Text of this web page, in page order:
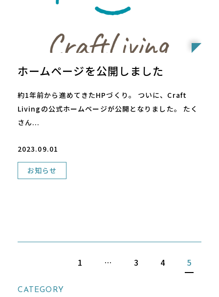
ホームページを公開しました
約1年前から進めてきたHPづくり。 ついに、Craft
Livingの公式ホームページが公開となりました。 たく
さん...
2023.09.01
お知らせ
1 … 3 4 5
CATEGORY